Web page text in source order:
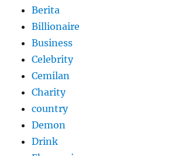
Berita
Billionaire
Business
Celebrity
Cemilan
Charity
country
Demon
Drink